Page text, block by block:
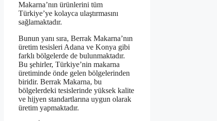
Makarna’nın ürünlerini tüm
Türkiye’ye kolayca ulaştırmasını
sağlamaktadır.
Bunun yanı sıra, Berrak Makarna’nın
üretim tesisleri Adana ve Konya gibi
farklı bölgelerde de bulunmaktadır.
Bu şehirler, Türkiye’nin makarna
üretiminde önde gelen bölgelerinden
biridir. Berrak Makarna, bu
bölgelerdeki tesislerinde yüksek kalite
ve hijyen standartlarına uygun olarak
üretim yapmaktadır.